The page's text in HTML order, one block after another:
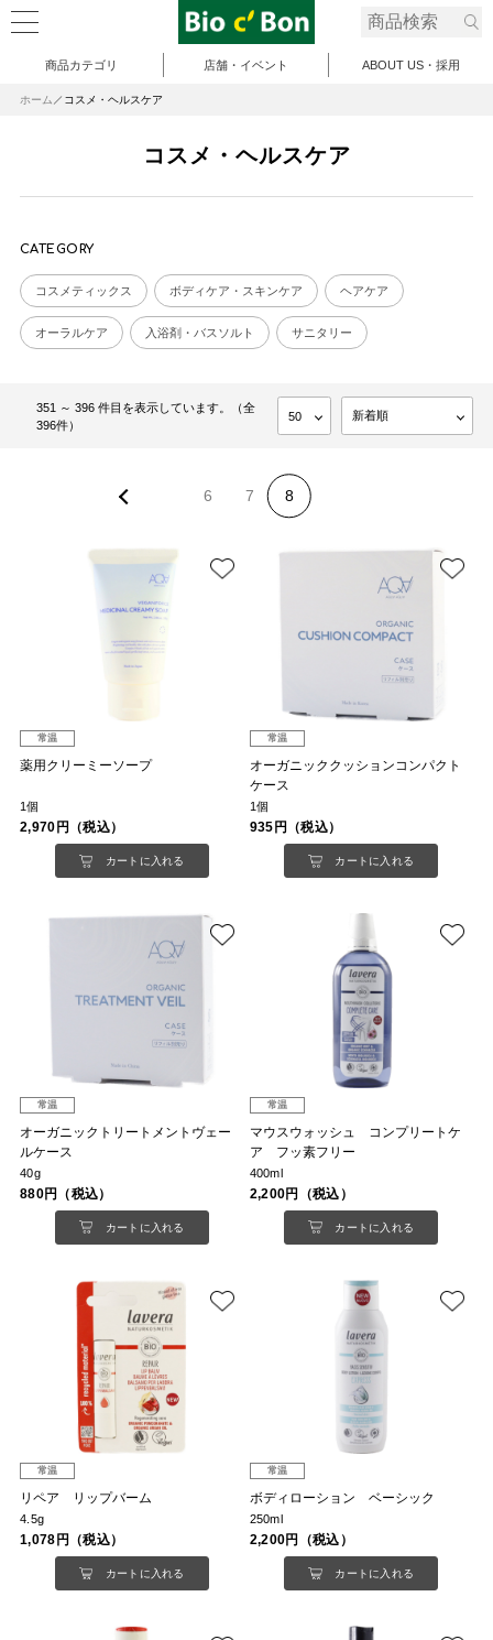
商品カテゴリ 店舗・イベント ABOUT US・採用
ホーム コスメ・ヘルスケア
コスメ・ヘルスケア
CATEGORY
コスメティックス ボディケア・スキンケア ヘアケア
オーラルケア 入浴剤・バスソルト サニタリー
351 ～ 396 件目を表示しています。（全
396件）
6 7 8
常温
薬用クリーミーソープ
1個
2,970円（税込）
カートに入れる
常温
オーガニッククッションコンパクト
ケース
1個
935円（税込）
カートに入れる
常温
オーガニックトリートメントヴェー
ルケース
40g
880円（税込）
カートに入れる
常温
マウスウォッシュ コンプリートケ
ア フッ素フリー
400ml
2,200円（税込）
カートに入れる
常温
リペア リップバーム
4.5g
1,078円（税込）
カートに入れる
常温
ボディローション ベーシック
250ml
2,200円（税込）
カートに入れる